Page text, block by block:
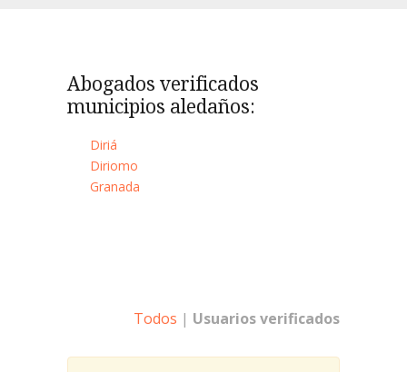
Abogados verificados
municipios aledaños:
Diriá
Diriomo
Granada
Todos | Usuarios verificados